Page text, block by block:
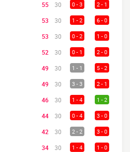
55 30 0 - 3 2 - 1
53 30 1 - 2 6 - 0
53 30 0 - 2 1 - 0
52 30 0 - 1 2 - 0
49 30 1 - 1 5 - 2
49 30 3 - 3 2 - 1
46 30 1 - 4 1 - 2
44 30 0 - 4 3 - 0
42 30 2 - 2 3 - 0
34 30 1 - 4 1 - 0